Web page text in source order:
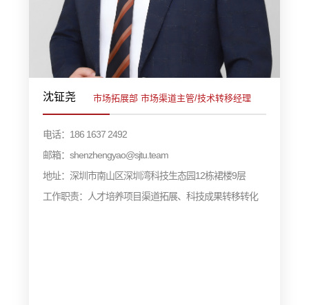
沈钲尧 市场拓展部 市场渠道主管/技术转移经理
电话：186 1637 2492
邮箱：shenzhengyao@sjtu.team
地址：深圳市南山区深圳湾科技生态园12栋裙楼9层
工作职责：人才培养项目渠道拓展、科技成果转移转化